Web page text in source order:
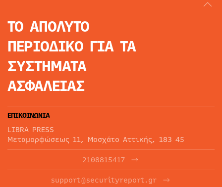
ΤΟ ΑΠΟΛΥΤΟ
ΠΕΡΙΟΔΙΚΟ ΓΙΑ ΤΑ
ΣΥΣΤΗΜΑΤΑ
ΑΣΦΑΛΕΙΑΣ
ΕΠΙΚΟΙΝΩΝΙΑ
LIBRA PRESS
Μεταμορφώσεως 11, Μοσχάτο Αττικής, 183 45
2108815417
support@securityreport.gr